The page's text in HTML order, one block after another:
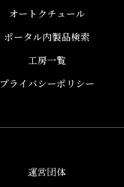
オートクチュール
ポータル内製品検索
工房一覧
プライバシーポリシー
運営団体